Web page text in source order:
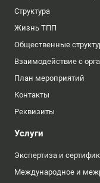
Структура
Жизнь ТПП
Общественные
Взаимодействие с
План мероприятий
Контакты
Реквизиты
Услуги
Экспертиза и
Международное и